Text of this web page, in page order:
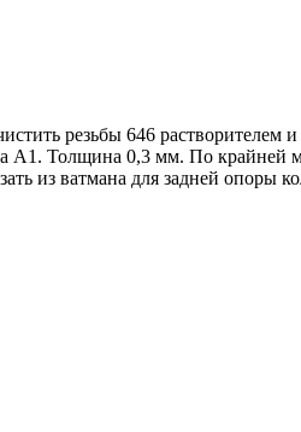
резьбы 646 растворителем
А1. Толщина 0,3 мм. По крайней
из ватмана для задней опоры